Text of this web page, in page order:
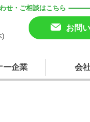
せ・ご相談はこちら
)
お問
ー企業 会